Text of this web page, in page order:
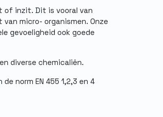
of inzit. Dit is vooral van
micro- organismen. Onze
gevoeligheid ook goede
diverse chemicaliën.
norm EN 455 1,2,3 en 4
inzetbaar. Denk aan de